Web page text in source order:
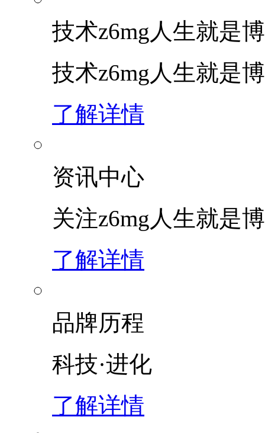
技术z6mg人生就是博
技术z6mg人生就是
了解详情
资讯中心
关注z6mg人生就是博
了解详情
品牌历程
科技·进化
了解详情